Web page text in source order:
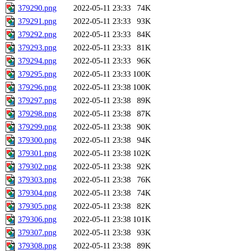
379290.png
2022-05-11 23:33
74K
379291.png
2022-05-11 23:33
93K
379292.png
2022-05-11 23:33
84K
379293.png
2022-05-11 23:33
81K
379294.png
2022-05-11 23:33
96K
379295.png
2022-05-11 23:33 100K
379296.png
2022-05-11 23:38 100K
379297.png
2022-05-11 23:38
89K
379298.png
2022-05-11 23:38
87K
379299.png
2022-05-11 23:38
90K
379300.png
2022-05-11 23:38
94K
379301.png
2022-05-11 23:38 102K
379302.png
2022-05-11 23:38
92K
379303.png
2022-05-11 23:38
76K
379304.png
2022-05-11 23:38
74K
379305.png
2022-05-11 23:38
82K
379306.png
2022-05-11 23:38 101K
379307.png
2022-05-11 23:38
93K
379308.png
2022-05-11 23:38
89K